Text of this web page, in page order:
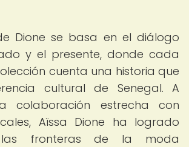
Dione se basa en el diálogo
y el presente, donde cada
cuenta una historia que
cultural de Senegal. A
colaboración estrecha con
Aïssa Dione ha logrado
las fronteras de la moda